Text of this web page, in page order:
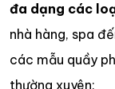
đa dạng các
nhà hàng, spa
các mẫu quầy
thường xuyên: